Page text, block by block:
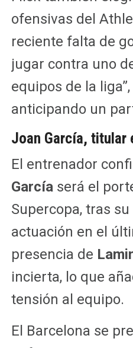
ofensivas del
reciente falta de
jugar contra uno
equipos de la
anticipando un
Joan García, titular
El entrenador
Garcíaserá el
Supercopa, tras
actuación en el
presencia de
incierta, lo que
tensión al equipo.
El Barcelona se